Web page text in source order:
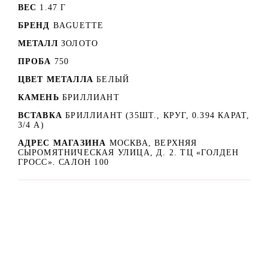
ВЕС 1.47 Г
БРЕНД BAGUETTE
МЕТАЛЛ ЗОЛОТО
ПРОБА 750
ЦВЕТ МЕТАЛЛА БЕЛЫЙ
КАМЕНЬ БРИЛЛИАНТ
ВСТАВКА БРИЛЛИАНТ (35ШТ., КРУГ, 0.394 КАРАТ,
3/4 А)
АДРЕС МАГАЗИНА МОСКВА, ВЕРХНЯЯ
СЫРОМЯТНИЧЕСКАЯ УЛИЦА, Д. 2. ТЦ «ГОЛДЕН
ГРОСС». САЛОН 100